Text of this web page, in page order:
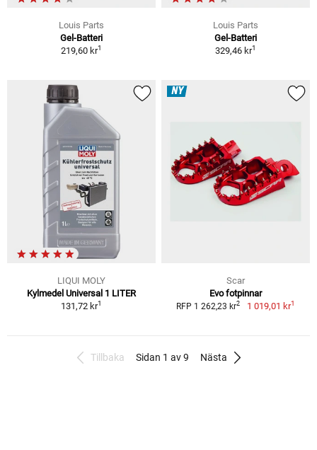
Louis Parts
Gel-Batteri
219,60 kr1
Louis Parts
Gel-Batteri
329,46 kr1
LIQUI MOLY
Kylmedel Universal 1 LITER
131,72 kr1
NY
Scar
Evo fotpinnar
RFP 1 262,23 kr2 1 019,01 kr1
Tillbaka Sidan 1 av 9 Nästa